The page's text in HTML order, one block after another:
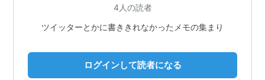
4人の読者
ツイッターとかに書ききれなかったメモの集まり
ログインして読者になる